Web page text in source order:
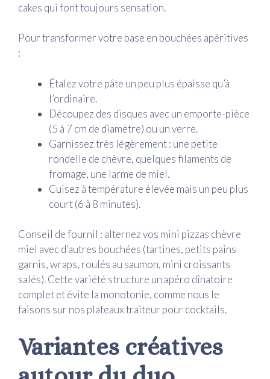
cakes qui font toujours sensation.
Pour transformer votre base en bouchées apéritives
:
Étalez votre pâte un peu plus épaisse qu’à
l’ordinaire.
Découpez des disques avec un emporte-pièce
(5 à 7 cm de diamètre) ou un verre.
Garnissez très légèrement : une petite
rondelle de chèvre, quelques filaments de
fromage, une larme de miel.
Cuisez à température élevée mais un peu plus
court (6 à 8 minutes).
Conseil de fournil : alternez vos mini pizzas chèvre
miel avec d’autres bouchées (tartines, petits pains
garnis, wraps, roulés au saumon, mini croissants
salés). Cette variété structure un apéro dînatoire
complet et évite la monotonie, comme nous le
faisons sur nos plateaux traiteur pour cocktails.
Variantes créatives